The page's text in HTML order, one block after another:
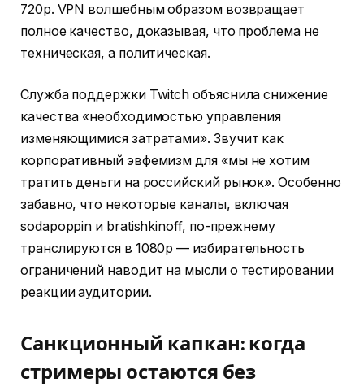
720p. VPN волшебным образом возвращает
полное качество, доказывая, что проблема не
техническая, а политическая.
Служба поддержки Twitch объяснила снижение
качества «необходимостью управления
изменяющимися затратами». Звучит как
корпоративный эвфемизм для «мы не хотим
тратить деньги на российский рынок». Особенно
забавно, что некоторые каналы, включая
sodapoppin и bratishkinoff, по-прежнему
транслируются в 1080p — избирательность
ограничений наводит на мысли о тестировании
реакции аудитории.
Санкционный капкан: когда
стримеры остаются без